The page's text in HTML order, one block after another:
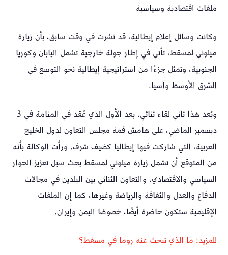
ملقات اقتصادية وسياسية
وكانت وسائل إعلام إيطالية، قد نشرت في وقت سابق، بأن زيارة
ميلوني لمسقط، تأتي في إطار جولة خارجية تشمل اليابان وكوريا
الجنوبية، وتمثل جزءًا من استراتيجية إيطالية نحو التوسع في
الشرق الأوسط وآسيا.
ويُعد هذا ثاني لقاء ثنائي، بعد الأول الذي عُقد في المنامة في 3
ديسمبر الماضي، على هامش قمة مجلس التعاون لدول الخليج
العربية، التي شاركت فيها إيطاليا كضيف شرف. ورأت الوكالة بأنه
من المتوقع أن تشمل زيارة ميلوني لمسقط بحث سبل تعزيز الحوار
السياسي والاقتصادي، والتعاون الثنائي بين البلدين في مجالات
الدفاع والعدل والثقافة والرياضة وغيرها، كما إن الملفات
الإقليمية ستكون حاضرة أيضًا، خصوصًا اليمن وإيران.
للمزيد: ما الذي تبحث عنه روما في مسقط؟